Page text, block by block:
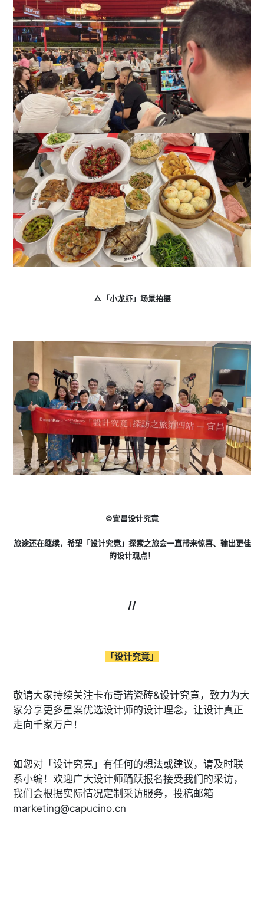
△「小龙虾」场景拍摄
©宜昌设计究竟
旅途还在继续，希望「设计究竟」探索之旅会一直带来惊喜、输出更佳
的设计观点！
//
「设计究竟」
敬请大家持续关注卡布奇诺瓷砖&设计究竟，致力为大
家分享更多星案优选设计师的设计理念，让设计真正
走向千家万户！
如您对「设计究竟」有任何的想法或建议，请及时联
系小编！欢迎广大设计师踊跃报名接受我们的采访，
我们会根据实际情况定制采访服务，投稿邮箱
marketing@capucino.cn